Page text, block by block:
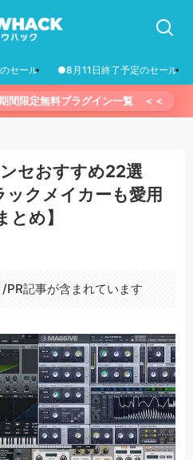
セール ●8月11日終了予定のセール
間限定無料プラグイン一覧 ＜＜
セおすすめ22選
ックメイカーも愛用
め】
PR記事が含まれています